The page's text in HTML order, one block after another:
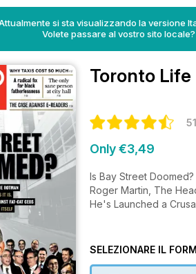
si sta visualizzando la versione
Volete passare al vostro sito locale?
Toronto
Only €3,49
Is Bay Street Doomed?
Roger Martin, The
He's Launched a
SELEZIONARE IL